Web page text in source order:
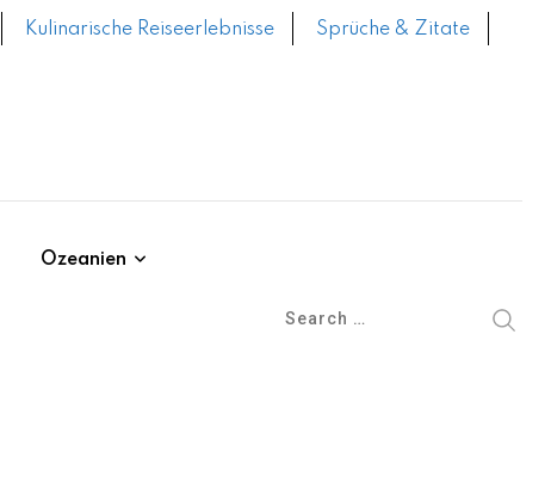
Kulinarische Reiseerlebnisse
Sprüche & Zitate
Ozeanien